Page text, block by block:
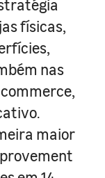
físicas,
nas
maior